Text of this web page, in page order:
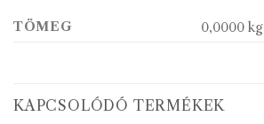
TÖMEG 0,0000 kg
KAPCSOLÓDÓ TERMÉKEK